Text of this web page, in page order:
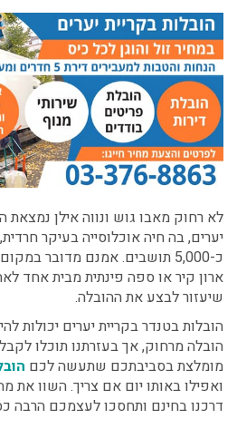
לא רחוק מאבו גוש ונווה אילן נמצאת
יערים, בה חיה אוכלוסייה בעיקר
כ-5,000 תושבים. אמנם מדובר
ארון קיר או ספה פינתית מבית אחד
שיעזור לבצע את ההובלה.
הובלות בטנדר בקריית יערים יכולות
הובלה מרחוק, אך בעזרתנו תוכלו
מומלצת בסביבתכם שתעשה לכם
ואפילו באותו יום אם צריך. השוו את
דרכנו בחינם ותחסכו לעצמכם הרבה